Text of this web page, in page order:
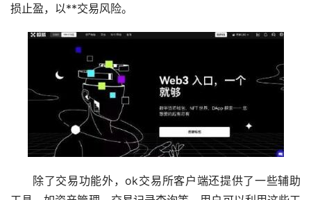
损止盈，以**交易风险。
除了交易功能外，ok交易所客户端还提供了一些辅助